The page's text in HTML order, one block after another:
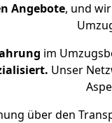
Angebote, und
im
Unser
über den